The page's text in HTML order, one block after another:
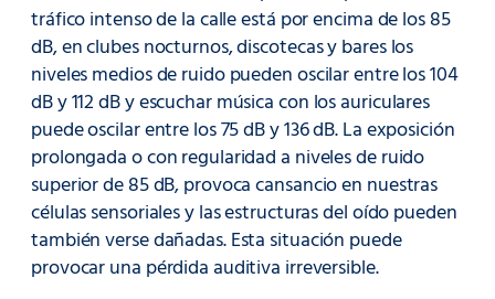
tráfico intenso de la calle está por encima de los 85
dB, en clubes nocturnos, discotecas y bares los
niveles medios de ruido pueden oscilar entre los 104
dB y 112 dB y escuchar música con los auriculares
puede oscilar entre los 75 dB y 136 dB. La exposición
prolongada o con regularidad a niveles de ruido
superior de 85 dB, provoca cansancio en nuestras
células sensoriales y las estructuras del oído pueden
también verse dañadas. Esta situación puede
provocar una pérdida auditiva irreversible.